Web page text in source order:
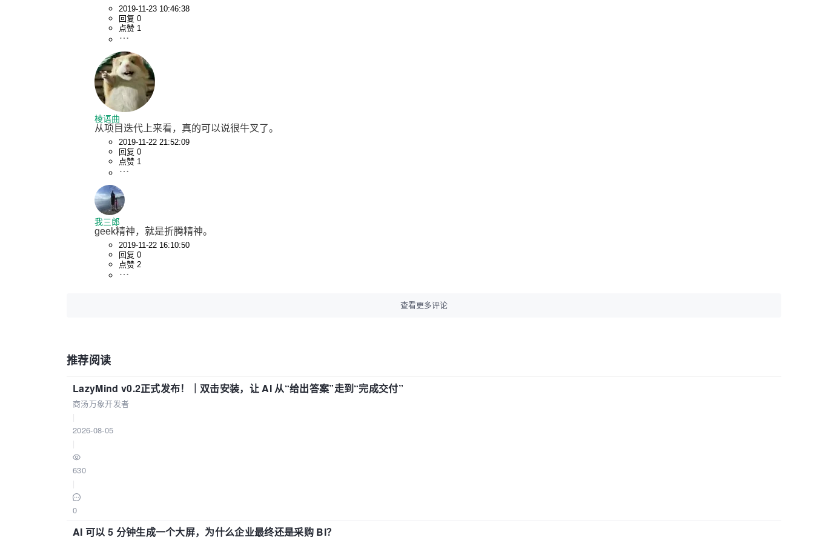
2019-11-23 10:46:38
回复 0
点赞 1
棱语曲
从项目迭代上来看，真的可以说很牛叉了。
2019-11-22 21:52:09
回复 0
点赞 1
我三郎
geek精神，就是折腾精神。
2019-11-22 16:10:50
回复 0
点赞 2
查看更多评论
推荐阅读
LazyMind v0.2正式发布！｜双击安装，让 AI 从“给出答案”走到“完成交付”
商汤万象开发者
2026-08-05
630
0
AI 可以 5 分钟生成一个大屏，为什么企业最终还是采购 BI？